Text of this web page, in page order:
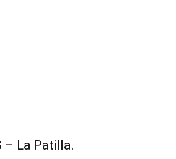
– La Patilla.